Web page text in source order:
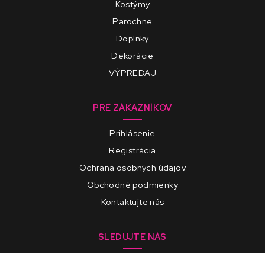
Kostýmy
Parochne
Doplnky
Dekorácie
VÝPREDAJ
PRE ZÁKAZNÍKOV
Prihlásenie
Registrácia
Ochrana osobných údajov
Obchodné podmienky
Kontaktujte nás
SLEDUJTE NÁS